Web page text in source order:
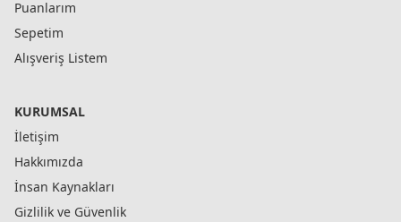
Puanlarım
Sepetim
Alışveriş Listem
KURUMSAL
İletişim
Hakkımızda
İnsan Kaynakları
Gizlilik ve Güvenlik